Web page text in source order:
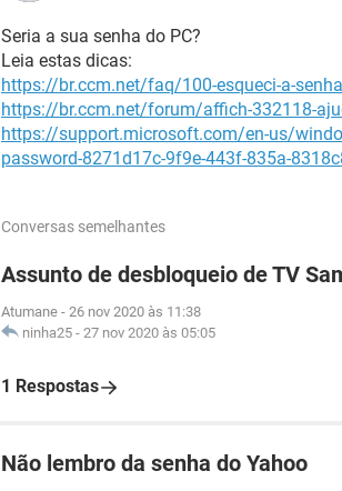
Seria a sua senha do PC?
Leia estas dicas:
https://br.ccm.net/faq/100-esqueci-a-
https://br.ccm.net/forum/affich-332118-
https://support.microsoft.com/en-us/
password-8271d17c-9f9e-443f-835a-
Conversas semelhantes
Assunto de desbloqueio de TV
Atumane - 26 nov 2020 às 11:38
ninha25 - 27 nov 2020 às 05:05
1 Respostas
Não lembro da senha do Yahoo